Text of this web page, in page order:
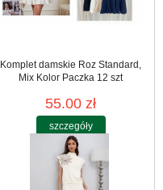
Komplet damskie Roz Standard,
Mix Kolor Paczka 12 szt
55.00 zł
szczegóły